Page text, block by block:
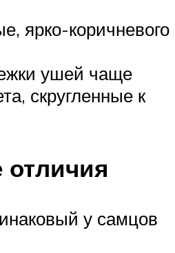
ярко-коричневого
ушей чаще
скругленные к
у самцов